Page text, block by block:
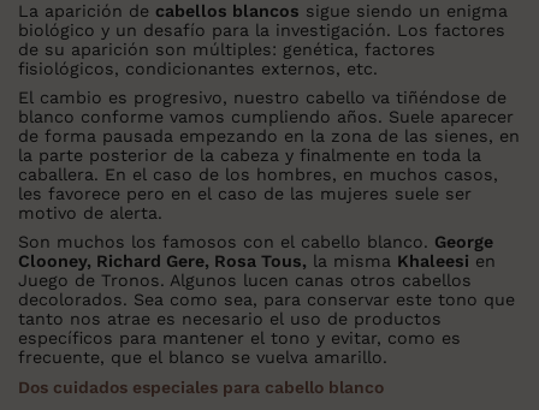
La aparición de cabellos blancos sigue siendo un enigma
biológico y un desafío para la investigación. Los factores
de su aparición son múltiples: genética, factores
fisiológicos, condicionantes externos, etc.
El cambio es progresivo, nuestro cabello va tiñéndose de
blanco conforme vamos cumpliendo años. Suele aparecer
de forma pausada empezando en la zona de las sienes, en
la parte posterior de la cabeza y finalmente en toda la
caballera. En el caso de los hombres, en muchos casos,
les favorece pero en el caso de las mujeres suele ser
motivo de alerta.
Son muchos los famosos con el cabello blanco. George
Clooney, Richard Gere, Rosa Tous, la misma Khaleesi en
Juego de Tronos. Algunos lucen canas otros cabellos
decolorados. Sea como sea, para conservar este tono que
tanto nos atrae es necesario el uso de productos
específicos para mantener el tono y evitar, como es
frecuente, que el blanco se vuelva amarillo.
Dos cuidados especiales para cabello blanco